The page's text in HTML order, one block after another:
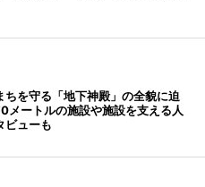
ちを守る「地下神殿」の全貌に迫
ートルの施設や施設を支える人
ビューも